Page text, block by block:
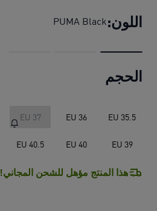
اللون:PUMA Black
الحجم
EU 35.5
EU 36
EU 37
EU 39
EU 40
EU 40.5
هذا المنتج مؤهل للشحن المجاني!